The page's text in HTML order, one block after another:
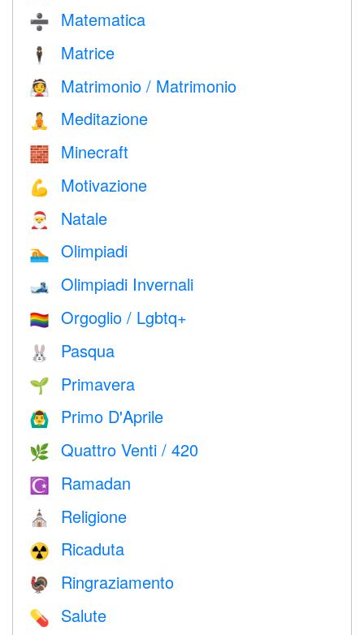
➗ Matematica
🕴️ Matrice
👰 Matrimonio / Matrimonio
🧘 Meditazione
🧱 Minecraft
💪 Motivazione
🎅 Natale
🏊 Olimpiadi
🎿 Olimpiadi Invernali
🏳️‍🌈 Orgoglio / Lgbtq+
🐰 Pasqua
🌱 Primavera
🙆‍♂️ Primo D'Aprile
🌿 Quattro Venti / 420
☪️ Ramadan
⛪️ Religione
☢️ Ricaduta
🦃 Ringraziamento
💊 Salute